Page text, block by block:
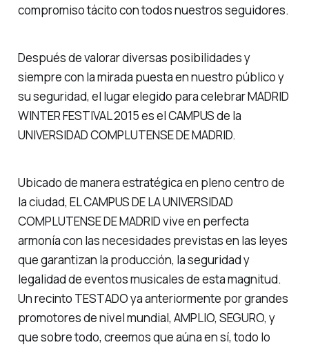
compromiso tácito con todos nuestros seguidores.
Después de valorar diversas posibilidades y
siempre con la mirada puesta en nuestro público y
su seguridad, el lugar elegido para celebrar MADRID
WINTER FESTIVAL 2015 es el CAMPUS de la
UNIVERSIDAD COMPLUTENSE DE MADRID.
Ubicado de manera estratégica en pleno centro de
la ciudad, EL CAMPUS DE LA UNIVERSIDAD
COMPLUTENSE DE MADRID vive en perfecta
armonía con las necesidades previstas en las leyes
que garantizan la producción, la seguridad y
legalidad de eventos musicales de esta magnitud.
Un recinto TESTADO ya anteriormente por grandes
promotores de nivel mundial, AMPLIO, SEGURO, y
que sobre todo, creemos que aúna en sí, todo lo